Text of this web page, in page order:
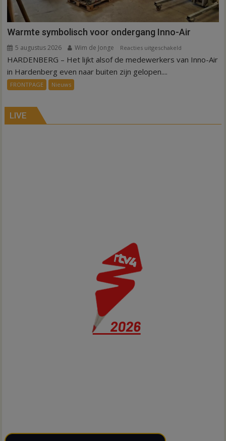
Warmte symbolisch voor ondergang Inno-Air
5 augustus 2026 Wim de Jonge Reacties uitgeschakeld
Warmte
HARDENBERG – Het lijkt alsof de medewerkers van Inno-Air
in Hardenberg even naar buiten zijn gelopen....
FRONTPAGE Nieuws
LIVE